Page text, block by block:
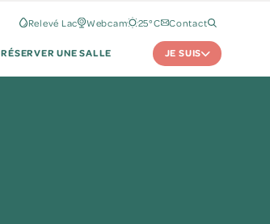
Relevé Lac Webcam 25°C Contact
RÉSERVER UNE SALLE JE SUIS